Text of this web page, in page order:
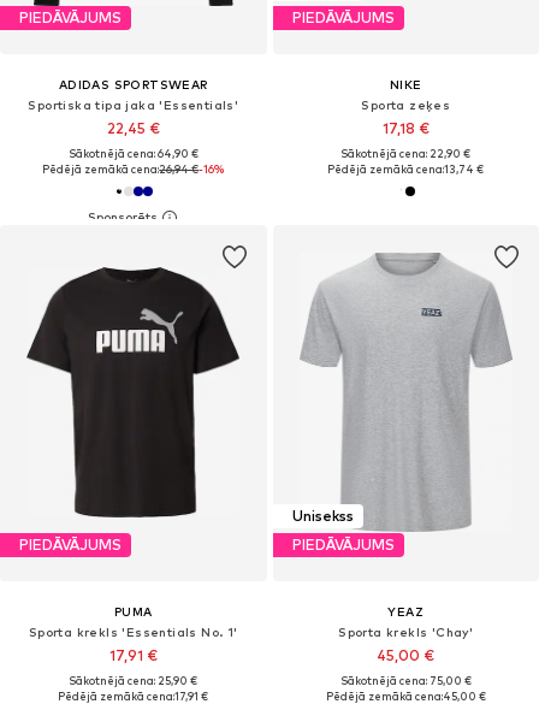
PIEDĀVĀJUMS
ADIDAS SPORTSWEAR
Sportiska tipa jaka 'Essentials'
22,45 €
Sākotnējā cena: 64,90 €
Pēdējā zemākā cena:26,94 €-16%
PIEDĀVĀJUMS
NIKE
Sporta zeķes
17,18 €
Sākotnējā cena: 22,90 €
Pēdējā zemākā cena:13,74 €
PIEDĀVĀJUMS
PUMA
Sporta krekls 'Essentials No. 1'
17,91 €
Sākotnējā cena: 25,90 €
Pēdējā zemākā cena:17,91 €
Unisekss
PIEDĀVĀJUMS
YEAZ
Sporta krekls 'Chay'
45,00 €
Sākotnējā cena: 75,00 €
Pēdējā zemākā cena:45,00 €